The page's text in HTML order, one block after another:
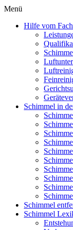
Menü
Hilfe vom
Schimmel in
Schimmel
Schimmel